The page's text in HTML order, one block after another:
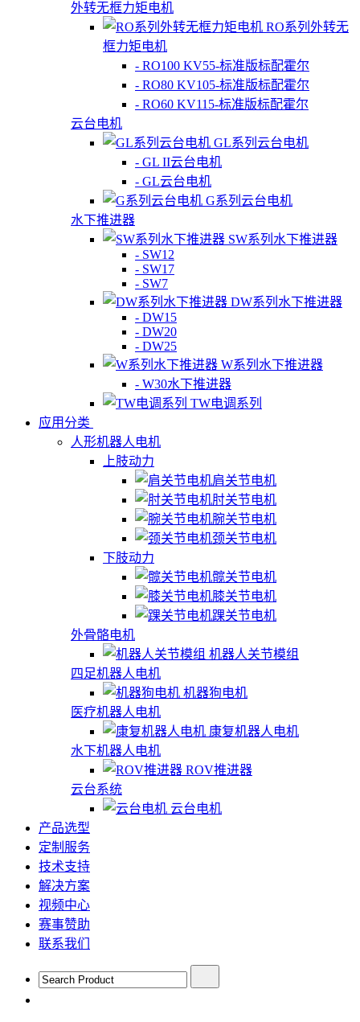
外转无框力矩电机
RO系列外转无
框力矩电机
- RO100 KV55-标准版标配霍尔
- RO80 KV105-标准版标配霍尔
- RO60 KV115-标准版标配霍尔
云台电机
GL系列云台电机
- GL II云台电机
- GL云台电机
G系列云台电机
水下推进器
SW系列水下推进器
- SW12
- SW17
- SW7
DW系列水下推进器
- DW15
- DW20
- DW25
W系列水下推进器
- W30水下推进器
TW电调系列
应用分类
人形机器人电机
上肢动力
肩关节电机
肘关节电机
腕关节电机
颈关节电机
下肢动力
髋关节电机
膝关节电机
踝关节电机
外骨骼电机
机器人关节模组
四足机器人电机
机器狗电机
医疗机器人电机
康复机器人电机
水下机器人电机
ROV推进器
云台系统
云台电机
产品选型
定制服务
技术支持
解决方案
视频中心
赛事赞助
联系我们